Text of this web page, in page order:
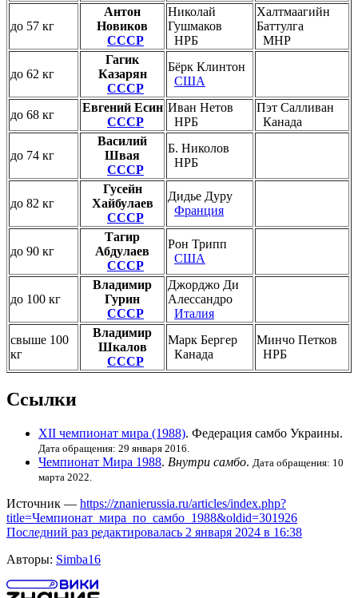
до 57 кг
Антон
Новиков
СССР
Николай
Гушмаков
НРБ
Халтмаагийн
Баттулга
МНР
до 62 кг
Гагик
Казарян
СССР
Бёрк Клинтон
США
до 68 кг
Евгений Есин
СССР
Иван Нетов
НРБ
Пэт Салливан
Канада
до 74 кг
Василий
Швая
СССР
Б. Николов
НРБ
до 82 кг
Гусейн
Хайбулаев
СССР
Дидье Дуру
Франция
до 90 кг
Тагир
Абдулаев
СССР
Рон Трипп
США
до 100 кг
Владимир
Гурин
СССР
Джорджо Ди
Алессандро
Италия
свыше 100
кг
Владимир
Шкалов
СССР
Марк Бергер
Канада
Минчо Петков
НРБ
Ссылки
XII чемпионат мира (1988). Федерация самбо Украины.
Дата обращения: 29 января 2016.
Чемпионат Мира 1988. Внутри самбо. Дата обращения: 10
марта 2022.
Источник — https://znanierussia.ru/articles/index.php?
title=Чемпионат_мира_по_самбо_1988&oldid=301926
Последний раз редактировалась 2 января 2024 в 16:38
Авторы: Simba16